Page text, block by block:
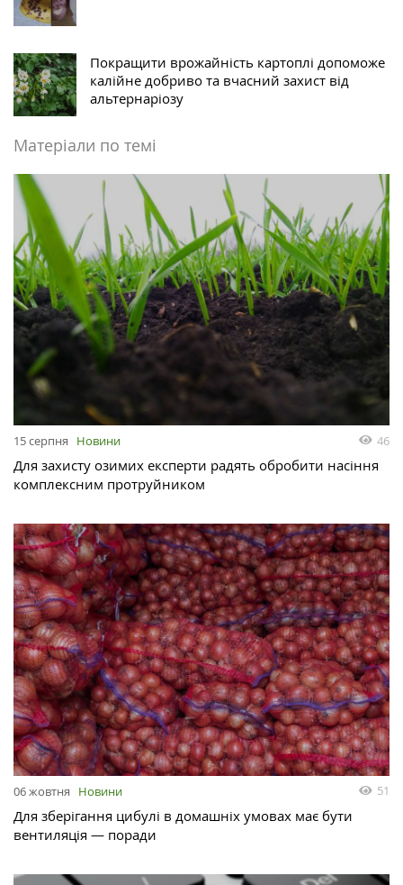
Покращити врожайність картоплі допоможе
калійне добриво та вчасний захист від
альтернаріозу
Матеріали по темі
15 серпня Новини 46
Для захисту озимих експерти радять обробити насіння
комплексним протруйником
06 жовтня Новини 51
Для зберігання цибулі в домашніх умовах має бути
вентиляція — поради